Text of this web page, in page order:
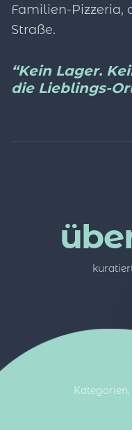
Familien-Pizzeria,
Straße.
“Kein Lager.
die Lieblings-